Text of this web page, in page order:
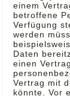
einem
betroffene
Verfügung
werden
Daten
einen
Vertrag mit
könnte. Vor